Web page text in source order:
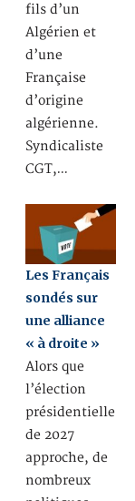
fils d’un
Algérien et
d’une
Française
d’origine
algérienne.
Syndicaliste
CGT,…
Les Français
sondés sur
une alliance
« à droite »
Alors que
l’élection
présidentielle
de 2027
approche, de
nombreux